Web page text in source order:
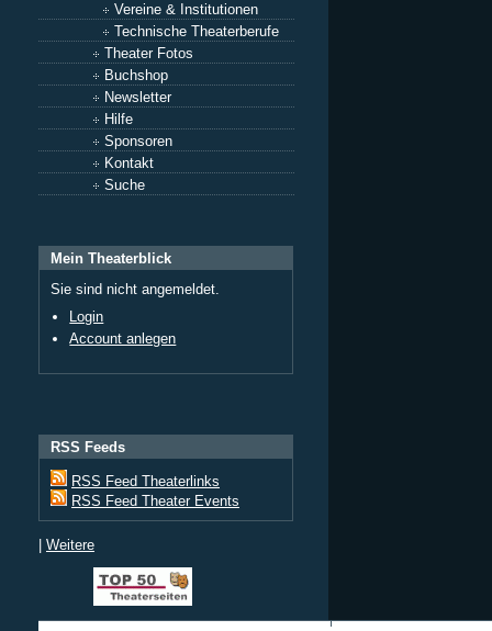
Vereine & Institutionen
Technische Theaterberufe
Theater Fotos
Buchshop
Newsletter
Hilfe
Sponsoren
Kontakt
Suche
Mein Theaterblick
Sie sind nicht angemeldet.
Login
Account anlegen
RSS Feeds
RSS Feed Theaterlinks
RSS Feed Theater Events
| Weitere